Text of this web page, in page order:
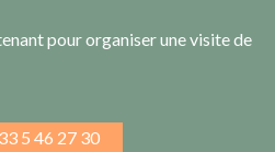
pour organiser une visite de
5 46 27 30